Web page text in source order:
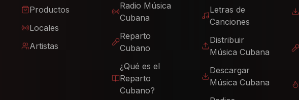
Productos
Locales
Artistas
Radio Música
Cubana
Reparto
Cubano
¿Qué es el
Reparto
Cubano?
Letras de
Canciones
Distribuir
Música Cubana
Descargar
Música Cubana